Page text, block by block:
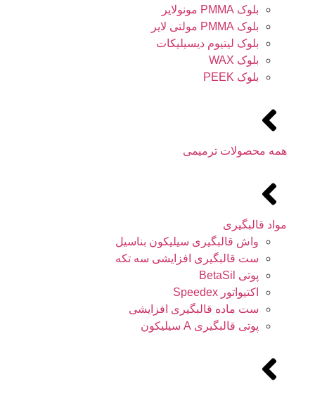
بلوک PMMA مونولایر
بلوک PMMA مولتی لایر
بلوک لیتیوم دیسیلیکات
بلوک WAX
بلوک PEEK
همه محصولات ترمیمی
مواد قالبگیری
واش قالبگیری سیلیکون بناسیل
ست قالبگیری افزایشی سه تکه
پوتی BetaSil
اکتیواتور Speedex
ست ماده قالبگیری افزایشی
پوتی قالبگیری A سیلیکون